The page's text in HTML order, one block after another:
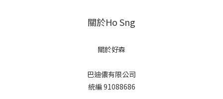
關於Ho Sng
關於好森
巴迪儂有限公司
統編 91088686